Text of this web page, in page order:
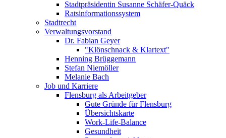
Stadtpräsidentin Susanne Schäfer-Quäck
Ratsinformationssystem
Stadtrecht
Verwaltungsvorstand
Dr. Fabian Geyer
"Klönschnack & Klartext"
Henning Brüggemann
Stefan Niemöller
Melanie Bach
Job und Karriere
Flensburg als Arbeitgeber
Gute Gründe für Flensburg
Übersichtskarte
Work-Life-Balance
Gesundheit